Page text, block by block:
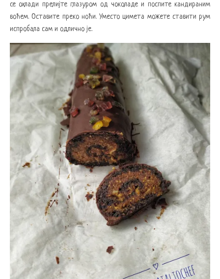
се охлади прелијте глазуром од чоколаде и поспите кандираним
воћем. Оставите преко ноћи. Уместо цимета можете ставити рум
испробала сам и одлично је.